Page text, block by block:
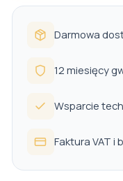
Darmowa
12 miesięcy
Wsparcie
Faktura VAT i